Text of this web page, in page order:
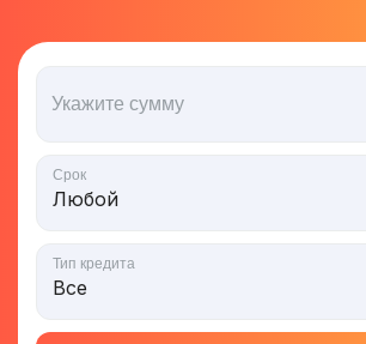
Укажите сумму
Срок
Тип кредита